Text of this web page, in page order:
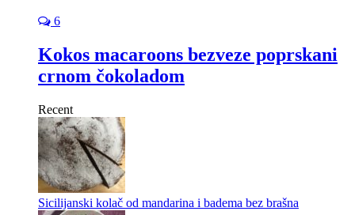
6
Kokos macaroons bezveze poprskani
crnom čokoladom
Recent
Sicilijanski kolač od mandarina i badema bez brašna